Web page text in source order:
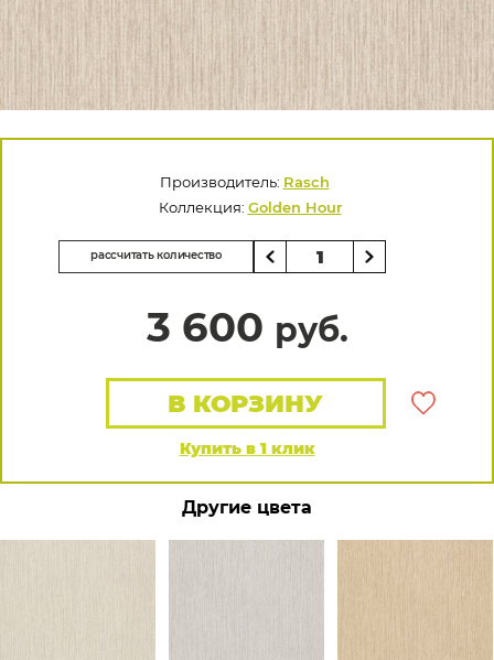
Производитель: Rasch
Коллекция: Golden Hour
рассчитать количество
3 600 руб.
Купить в 1 клик
В КОРЗИНУ
Другие цвета